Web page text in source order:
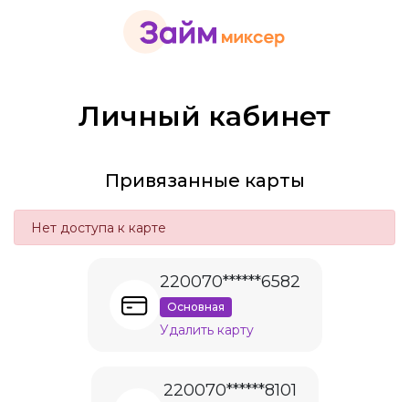
Личный кабинет
Привязанные карты
Нет доступа к карте
220070******6582
Основная
Удалить карту
220070******8101